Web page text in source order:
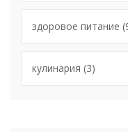
здоровое питание
кулинария (3)